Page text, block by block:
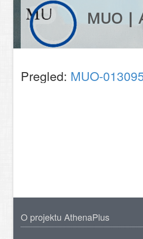
MUO |
Pregled: MUO-
O projektu AthenaPlus